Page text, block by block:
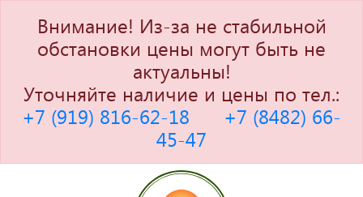
Внимание! Из-за не стабильной
обстановки цены могут быть не
актуальны!
Уточняйте наличие и цены по тел.:
+7 (919) 816-62-18
+7 (8482) 66-
45-47